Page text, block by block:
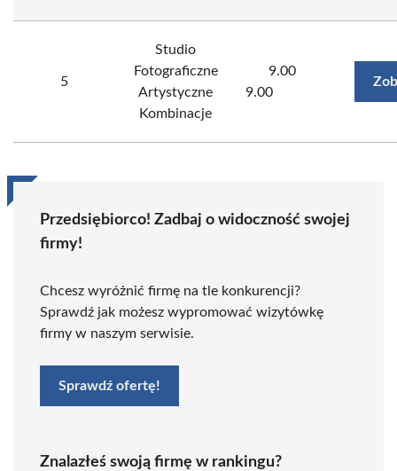
5
Studio
Fotograficzne
Artystyczne
Kombinacje
9.00
9.00
Przedsiębiorco! Zadbaj o widoczność swojej
firmy!
Chcesz wyróżnić firmę na tle konkurencji?
Sprawdź jak możesz wypromować wizytówkę
firmy w naszym serwisie.
Sprawdź ofertę!
Znalazłeś swoją firmę w rankingu?